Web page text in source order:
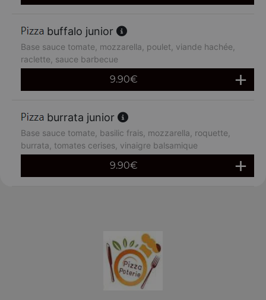
buffalo junior
Base sauce tomate, mozzarella, poulet, viande hachée,
raclette, sauce barbecue
9.90€
burrata junior
Base sauce tomate, basilic frais, mozzarella, roquette,
burrata, tomates cerises, vinaigre balsamique
9.90€